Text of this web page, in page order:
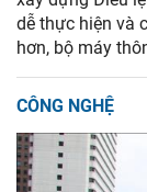
dễ thực hiện và
hơn, bộ máy
CÔNG NGHỆ